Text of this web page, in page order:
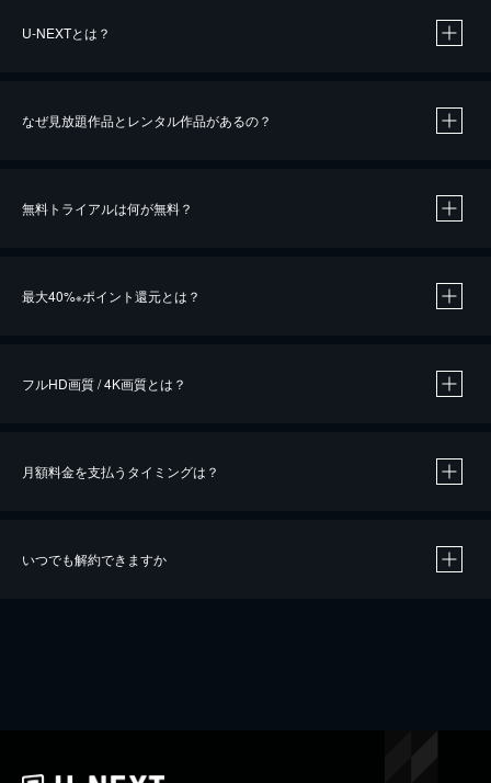
U-NEXTとは？
なぜ見放題作品とレンタル作品があるの？
無料トライアルは何が無料？
最大40%※ポイント還元とは？
※40％ポイント還元の対象は、クレジットカード決済による作品の購入 / レンタルです。
iOSアプリのUコイン決済による作品の購入 / レンタルは、20％のポイント還元です。
フルHD画質 / 4K画質とは？
月額料金を支払うタイミングは？
いつでも解約できますか